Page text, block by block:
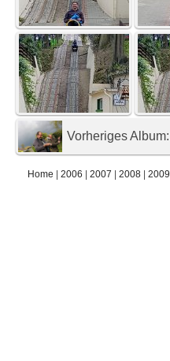
Vorheriges Album:
Home |2006 |2007 |2008 |2009